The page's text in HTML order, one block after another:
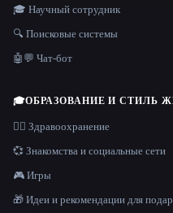
🎓 Научный сотрудник
🔍 Поисковые системы
🤖💬 Чат-бот
🎓ОБРАЗОВАНИЕ И СТИЛЬ
👩‍⚕️ Здравоохранение
💞 Знакомства и социальные сети
🎮 Игры
🎁 Идеи и рекомендации для